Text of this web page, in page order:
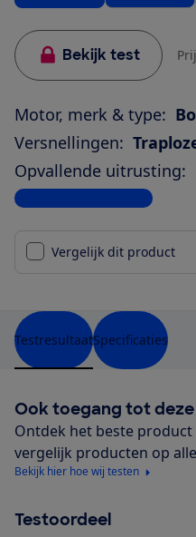
Bekijk test
Motor, merk & type:
Versnellingen:
Opvallende uitrusting:
Bekijk alle specificaties
Vergelijk dit product
TestresultaatSpecificaties
Ook toegang tot
Ontdek het beste
vergelijk producten op
Bekijk hier hoe wij testen
Testoordeel